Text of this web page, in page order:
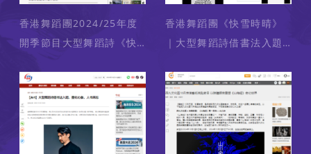
香港舞蹈團2024/25年度
開季節目大型舞蹈詩《快
中（媒體：明報周刊）
2024-10-04
香港舞蹈團《快雪時晴》
｜大型舞蹈詩借書法入題
體：星島日報）2024-10-
03